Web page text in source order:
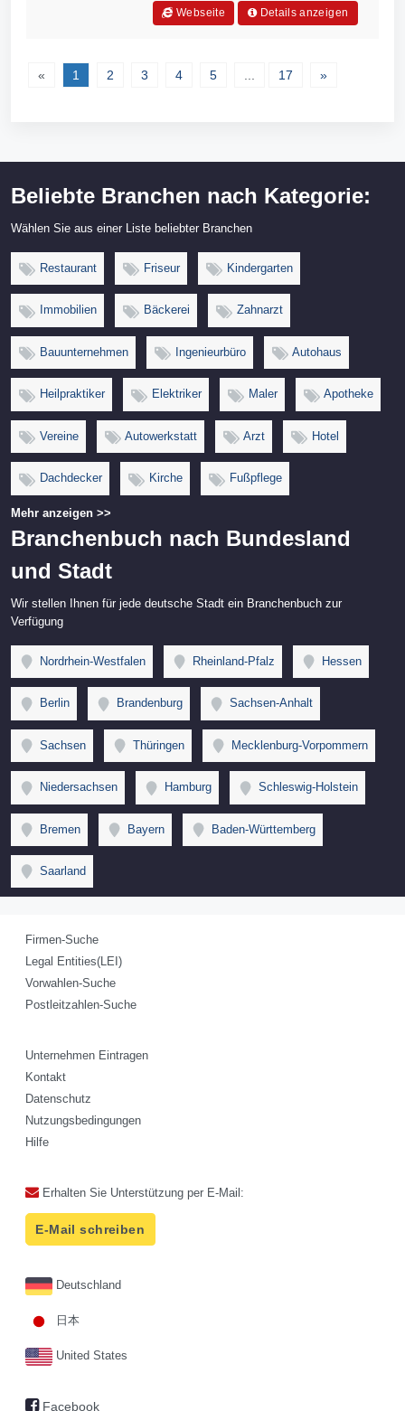
Webseite Details anzeigen
« 1 2 3 4 5 17 »
Beliebte Branchen nach Kategorie:
Wählen Sie aus einer Liste beliebter Branchen
Restaurant Friseur Kindergarten
Immobilien Bäckerei Zahnarzt
Bauunternehmen Ingenieurbüro Autohaus
Heilpraktiker Elektriker Maler Apotheke
Vereine Autowerkstatt Arzt Hotel
Dachdecker Kirche Fußpflege
Mehr anzeigen >>
Branchenbuch nach Bundesland
und Stadt
Wir stellen Ihnen für jede deutsche Stadt ein Branchenbuch zur
Verfügung
Nordrhein-Westfalen Rheinland-Pfalz Hessen
Berlin Brandenburg Sachsen-Anhalt
Sachsen Thüringen Mecklenburg-Vorpommern
Niedersachsen Hamburg Schleswig-Holstein
Bremen Bayern Baden-Württemberg
Saarland
Firmen-Suche
Legal Entities(LEI)
Vorwahlen-Suche
Postleitzahlen-Suche
Unternehmen Eintragen
Kontakt
Datenschutz
Nutzungsbedingungen
Hilfe
Erhalten Sie Unterstützung per E-Mail:
E-Mail schreiben
Deutschland
日本
United States
Facebook